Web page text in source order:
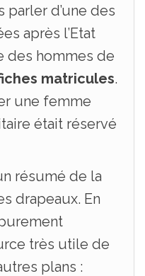
parler d’une des
après l’Etat
des hommes de
matricules.
une femme
était réservé
résumé de la
drapeaux. En
très utile de
plans :